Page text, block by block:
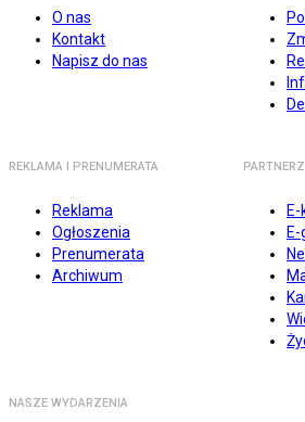
O nas
Kontakt
Napisz do nas
REKLAMA I PRENUMERATA
Reklama
Ogłoszenia
Prenumerata
Archiwum
E-
NASZE WYDARZENIA